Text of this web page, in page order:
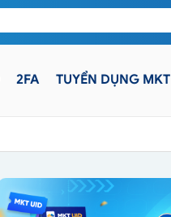
2FA TUYỂN DỤNG MKT